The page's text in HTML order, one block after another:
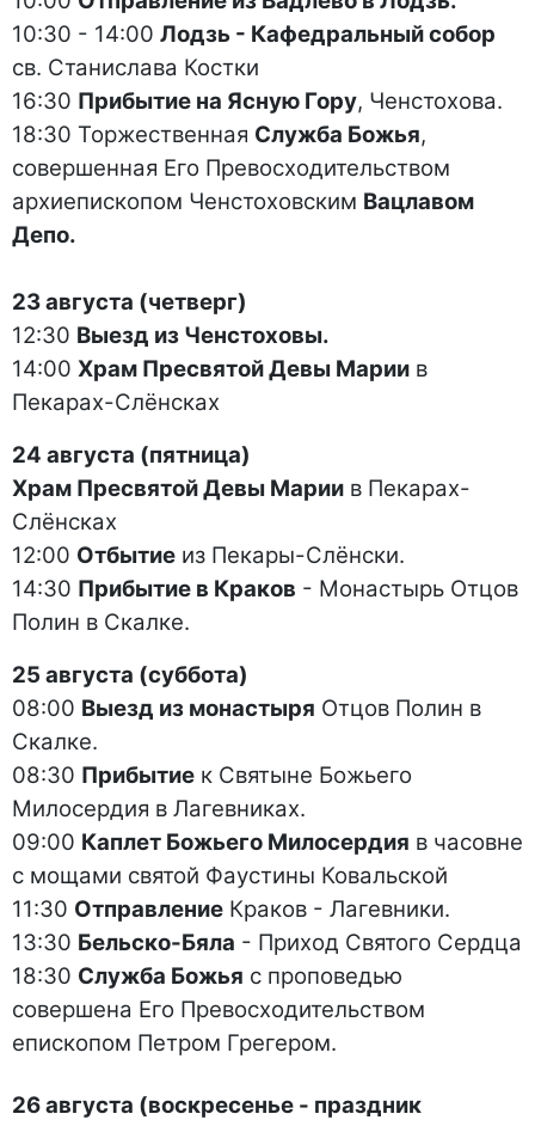
10:30 - 14:00 Лодзь - Кафедральный собор
св. Станислава Костки
16:30 Прибытие на Ясную Гору, Ченстохова.
18:30 Торжественная Служба Божья,
совершенная Его Превосходительством
архиепископом Ченстоховским Вацлавом
Депо.
23 августа (четверг)
12:30 Выезд из Ченстоховы.
14:00 Храм Пресвятой Девы Марии в
Пекарах-Слёнсках
24 августа (пятница)
Храм Пресвятой Девы Марии в Пекарах-
Слёнсках
12:00 Отбытие из Пекары-Слёнски.
14:30 Прибытие в Краков - Монастырь Отцов
Полин в Скалке.
25 августа (суббота)
08:00 Выезд из монастыря Отцов Полин в
Скалке.
08:30 Прибытие к Святыне Божьего
Милосердия в Лагевниках.
09:00 Каплет Божьего Милосердия в часовне
с мощами святой Фаустины Ковальской
11:30 Отправление Краков - Лагевники.
13:30 Бельско-Бяла - Приход Святого Сердца
18:30 Служба Божья с проповедью
совершена Его Превосходительством
епископом Петром Грегером.
26 августа (воскресенье - праздник